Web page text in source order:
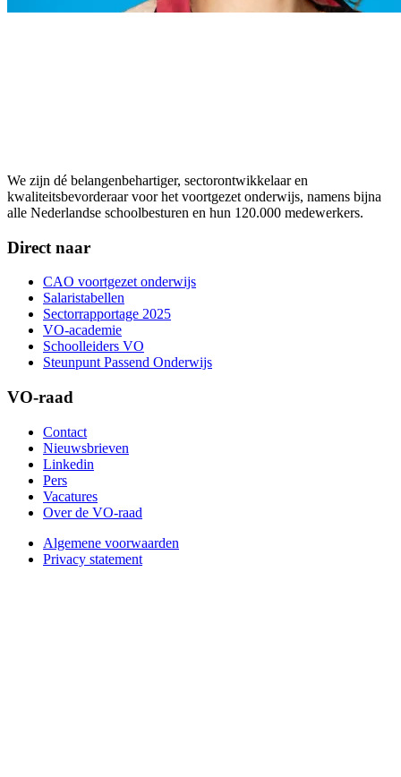
We zijn dé belangenbehartiger, sectorontwikkelaar en
kwaliteitsbevorderaar voor het voortgezet onderwijs, namens bijna
alle Nederlandse schoolbesturen en hun 120.000 medewerkers.
Direct naar
CAO voortgezet onderwijs
Salaristabellen
Sectorrapportage 2025
VO-academie
Schoolleiders VO
Steunpunt Passend Onderwijs
VO-raad
Contact
Nieuwsbrieven
Linkedin
Pers
Vacatures
Over de VO-raad
Algemene voorwaarden
Privacy statement